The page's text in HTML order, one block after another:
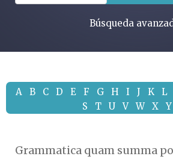
Búsqueda
A B C D E F G H I J K L
S
T U V W X Y
Grammatica quam summa